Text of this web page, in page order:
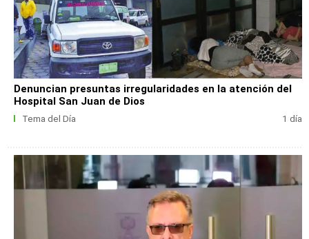
Denuncian presuntas irregularidades en la atención del
Hospital San Juan de Dios
Tema del Día 1 día